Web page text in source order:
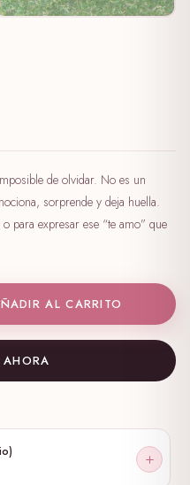
de olvidar. No es un
sorprende y deja huella.
para expresar ese “te amo” que
AL CARRITO